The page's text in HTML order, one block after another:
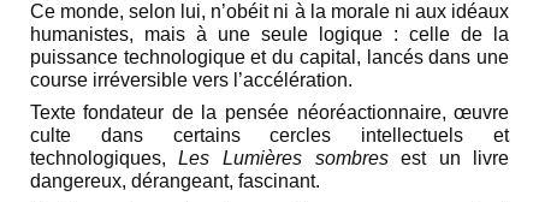
Ce monde, selon lui, n’obéit ni à la morale ni aux idéaux
humanistes, mais à une seule logique : celle de la
puissance technologique et du capital, lancés dans une
course irréversible vers l’accélération.
Texte fondateur de la pensée néoréactionnaire, œuvre
culte dans certains cercles intellectuels et
technologiques,Les Lumières sombresest un livre
dangereux, dérangeant, fascinant.